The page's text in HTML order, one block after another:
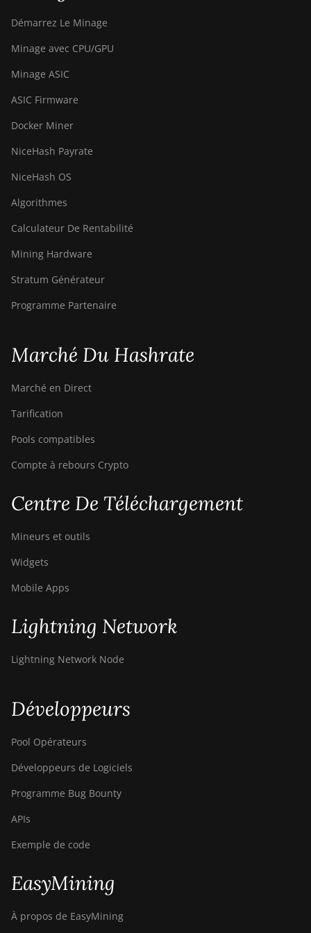
Bitmain Antminer AL1
Canaan Avalon A15-194T
Canaan Avalon A1566
Canaan Avalon A1566I
Canaan Avalon A15XP-206T
Canaan Avalon A16 (282Th)
Canaan Avalon A16XP (300Th)
Canaan Avalon Made A1346
Canaan Avalon Made A1366
Canaan Avalon Made A1446
Canaan Avalon Made A1466
Canaan Avalon Mini 3
Canaan Avalon Nano 3S
Canaan Avalon Q
Canaan Avalon Q
Canaan AvalonMiner 1047
Canaan AvalonMiner 1066
Canaan Creative Avalon 1146 Pro
Canaan Creative Avalon 1166 Pro
Canaan Creative Avalon 7
Canaan Creative Avalon 921
Ebang Ebit E12
Ebang Ebit E12+
ElphaPex DG 1
ElphaPex DG 1 Lite
ElphaPex DG 1S
ElphaPex DG Home 1
ElphaPex DG2
Démarrez Le Minage
Minage avec CPU/GPU
Minage ASIC
ASIC Firmware
Docker Miner
NiceHash Payrate
NiceHash OS
Algorithmes
Calculateur De Rentabilité
Mining Hardware
Stratum Générateur
Programme Partenaire
Marché Du Hashrate
Marché en Direct
Tarification
Pools compatibles
Compte à rebours Crypto
Centre De Téléchargement
Mineurs et outils
Widgets
Mobile Apps
Lightning Network
Lightning Network Node
Développeurs
Pool Opérateurs
Développeurs de Logiciels
Programme Bug Bounty
APIs
Exemple de code
EasyMining
À propos de EasyMining